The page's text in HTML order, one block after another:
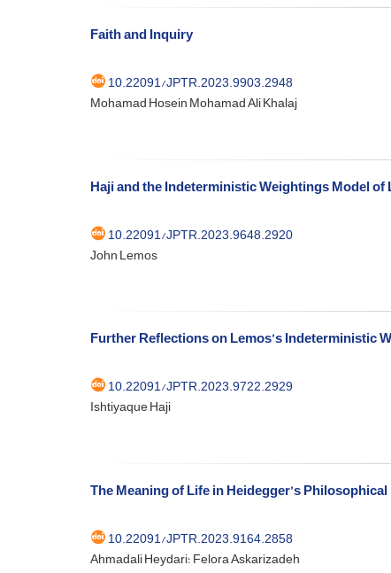
Faith and Inquiry
10.22091/JPTR.2023.9903.2948
Mohamad Hosein Mohamad Ali Khalaj
Haji and the Indeterministic Weightings Model
10.22091/JPTR.2023.9648.2920
John Lemos
Further Reflections on Lemos’s Indeterministic
10.22091/JPTR.2023.9722.2929
Ishtiyaque Haji
The Meaning of Life in Heidegger’s
10.22091/JPTR.2023.9164.2858
Ahmadali Heydari؛ Felora Askarizadeh